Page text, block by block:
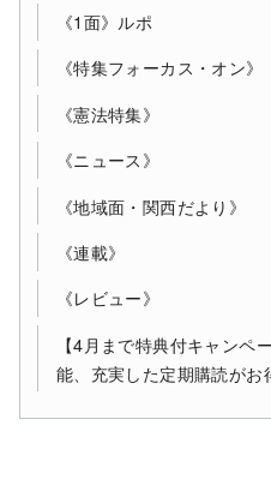
《1面》ルポ
《特集フォーカス・オン》
《憲法特集》
《ニュース》
《地域面・関西だより》
《連載》
《レビュー》
【4月まで特典付キャン
能、充実した定期購読がお